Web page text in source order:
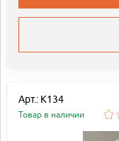
Арт.: K134
Товар в наличии